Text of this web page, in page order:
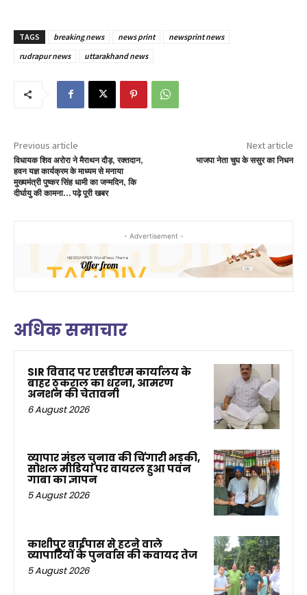
TAGS breaking news news print
newsprint news
rudrapur news
uttarakhand news
Previous article
विधायक शिव अरोरा ने मैराथन दौड़, रक्तदान,
हवन यज्ञ कार्यक्रम के माध्यम से मनाया
मुख्यमंत्री पुष्कर सिंह धामी का जन्मदिन, कि
दीर्घायु की कामना… पढ़े पूरी खबर
Next article
भाजपा नेता चुघ के ससुर का निधन
- Advertisement -
अधिक समाचार
SIR विवाद पर एसडीएम कार्यालय के
बाहर ठुकराल का धरना, आमरण
अनशन की चेतावनी
6 August 2026
व्यापार मंडल चुनाव की चिंगारी भड़की,
सोशल मीडिया पर वायरल हुआ पवन
गाबा का ज्ञापन
5 August 2026
काशीपुर बाईपास से हटने वाले
व्यापारियों के पुनर्वास की कवायद तेज
5 August 2026